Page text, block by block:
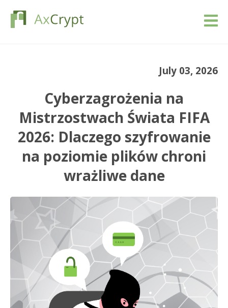
Branże
Zasoby
Zaloguj się
July 03, 2026
Cyberzagrożenia na
Mistrzostwach Świata FIFA
2026: Dlaczego szyfrowanie
na poziomie plików chroni
wrażliwe dane